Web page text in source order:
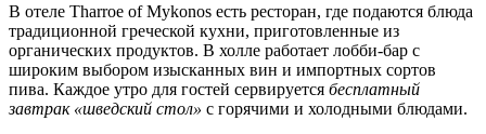
В отеле Tharroe of Mykonos есть ресторан, где подаются блюда
традиционной греческой кухни, приготовленные из
органических продуктов. В холле работает лобби-бар с
широким выбором изысканных вин и импортных сортов
пива. Каждое утро для гостей сервируется бесплатный
завтрак «шведский стол» с горячими и холодными блюдами.